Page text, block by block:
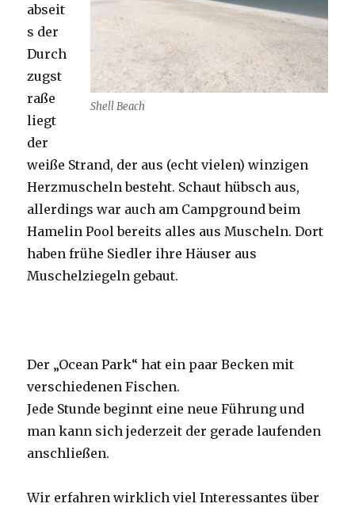
Shell Beach
abseit
s der
Durch
zugst
raße
liegt
der
weiße Strand, der aus (echt vielen) winzigen
Herzmuscheln besteht. Schaut hübsch aus,
allerdings war auch am Campground beim
Hamelin Pool bereits alles aus Muscheln. Dort
haben frühe Siedler ihre Häuser aus
Muschelziegeln gebaut.
Der „Ocean Park“ hat ein paar Becken mit
verschiedenen Fischen.
Jede Stunde beginnt eine neue Führung und
man kann sich jederzeit der gerade laufenden
anschließen.
Wir erfahren wirklich viel Interessantes über